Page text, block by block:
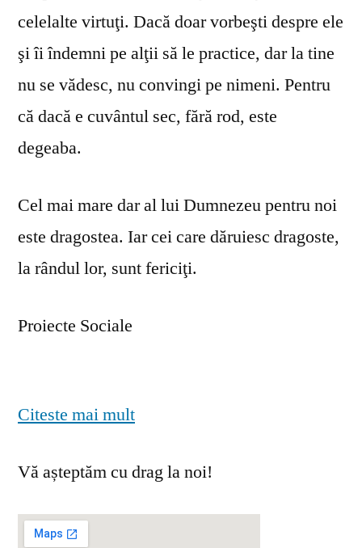
celelalte virtuţi. Dacă doar vorbeşti despre ele
şi îi îndemni pe alţii să le practice, dar la tine
nu se vă­desc, nu convingi pe nimeni. Pentru
că dacă e cuvântul sec, fără rod, este
degeaba.
Cel mai mare dar al lui Dumnezeu pentru noi
este dragostea. Iar cei care dăruiesc dragoste,
la rândul lor, sunt fericiţi.
Proiecte Sociale
Citeste mai mult
Vă așteptăm cu drag la noi!